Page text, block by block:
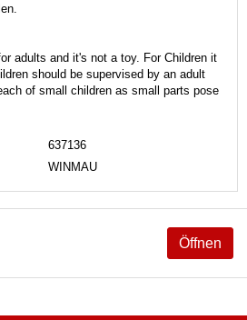
adults and it's not a toy. For Children it
should be supervised by an adult
of small children as small parts pose
637136
WINMAU
Öffnen